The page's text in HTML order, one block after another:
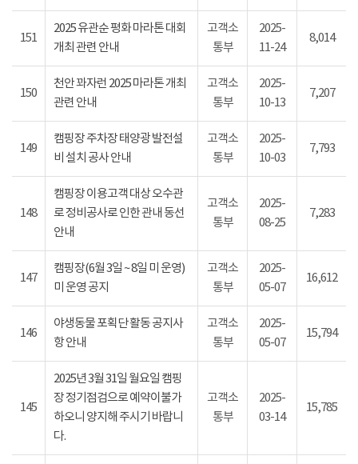
151
2025 유관순 평화 마라톤 대회
개최 관련 안내
고객소
통부
2025-
11-24
8,014
150
천안 꽈자런 2025 마라톤 개최
관련 안내
고객소
통부
2025-
10-13
7,207
149
캠핑장 주차장 태양광 발전설
비 설치 공사 안내
고객소
통부
2025-
10-03
7,793
148
캠핑장 이용고객 대상 오수관
로 정비공사로 인한 관내 동선
안내
고객소
통부
2025-
08-25
7,283
147
캠핑장(6월 3일 ~ 8일 미 운영)
미 운영 공지
고객소
통부
2025-
05-07
16,612
146
야생동물 포획단 활동 공지사
항 안내
고객소
통부
2025-
05-07
15,794
145
2025년 3월 31일 월요일 캠핑
장 정기점검으로 예약이불가
하오니 양지해 주시기 바랍니
다.
고객소
통부
2025-
03-14
15,785